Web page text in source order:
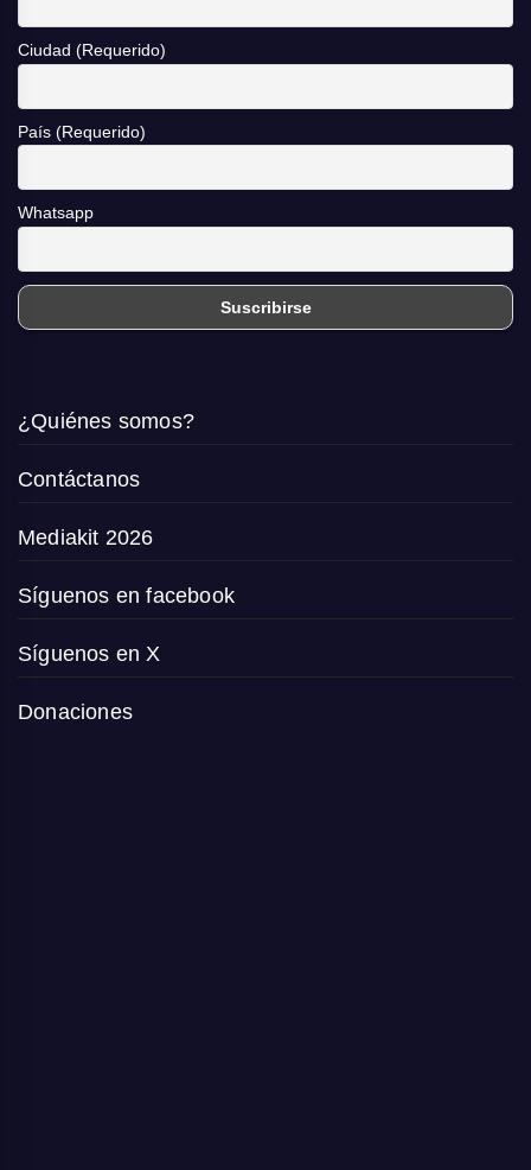
Ciudad (Requerido)
País (Requerido)
Whatsapp
¿Quiénes somos?
Contáctanos
Mediakit 2026
Síguenos en facebook
Síguenos en X
Donaciones